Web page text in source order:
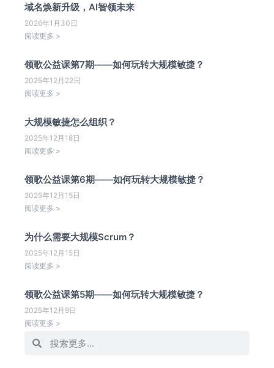
域名焕新升级，AI智领未来
2026年1月30日
阅读更多 >
领歌公益课第7期——如何玩转大规模敏捷？
2025年12月22日
阅读更多 >
大规模敏捷怎么组织？
2025年12月18日
阅读更多 >
领歌公益课第6期——如何玩转大规模敏捷？
2025年12月15日
阅读更多 >
为什么需要大规模Scrum？
2025年12月15日
阅读更多 >
领歌公益课第5期——如何玩转大规模敏捷？
2025年12月9日
阅读更多 >